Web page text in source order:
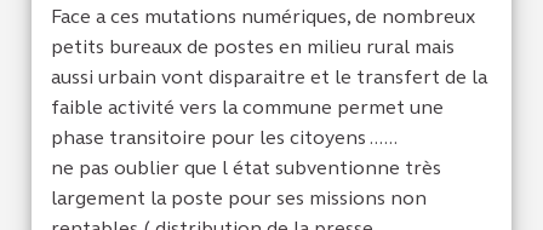
Face a ces mutations numériques, de nombreux
petits bureaux de postes en milieu rural mais
aussi urbain vont disparaitre et le transfert de la
faible activité vers la commune permet une
phase transitoire pour les citoyens ......
ne pas oublier que l état subventionne très
largement la poste pour ses missions non